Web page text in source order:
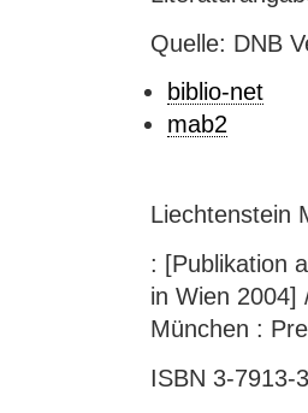
Quelle: DNB
biblio-net
mab2
Liechtenstein
: [Publikation
in Wien 2004]
München :
ISBN 3-7913-